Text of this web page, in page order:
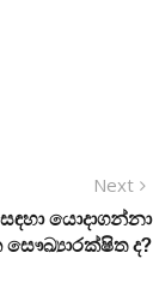
Next
යොදාගන්නා
සෞඛ්‍යාරක්ෂිත ද?